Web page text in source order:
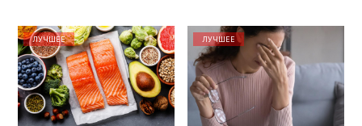
ЛУЧШЕЕ ЛУЧШЕЕ